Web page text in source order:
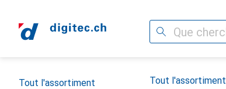
Recherche
Navigation par catégorie
Tout l'assortiment Tout l'assortiment